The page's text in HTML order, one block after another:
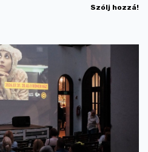
Szólj hozzá!